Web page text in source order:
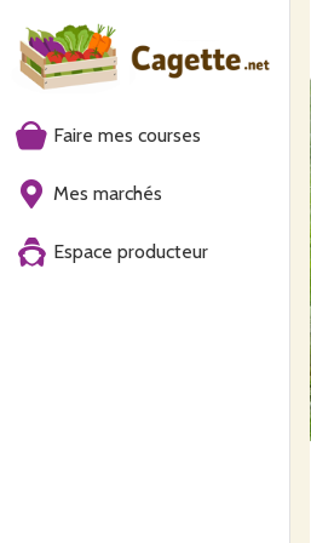
Faire mes courses
Mes marchés
Espace producteur